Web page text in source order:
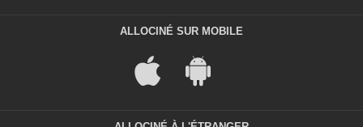
ALLOCINÉ SUR MOBILE